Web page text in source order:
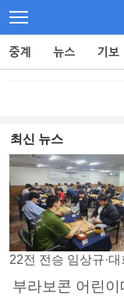
최신 뉴스
부라보콘 어린